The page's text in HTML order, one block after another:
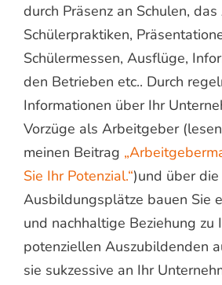
durch Präsenz an Schulen,
Schülerpraktiken,
Schülermessen, Ausflüge,
den Betrieben etc.. Durch
Informationen über Ihr
Vorzüge als Arbeitgeber
meinen Beitrag
Sie Ihr Potenzial.“)und über
Ausbildungsplätze bauen Sie
und nachhaltige Beziehung zu
potenziellen Auszubildenden
sie sukzessive an Ihr